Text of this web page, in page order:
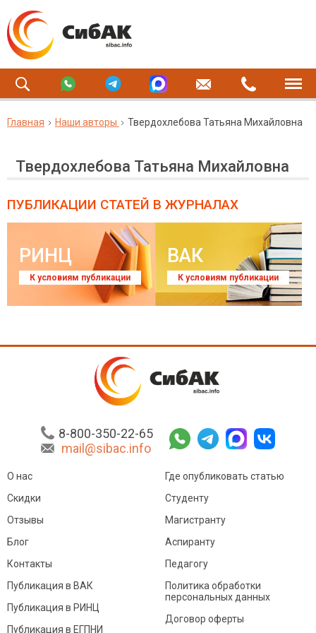
Главная Наши авторы Твердохлебова Татьяна Михайловна
Твердохлебова Татьяна Михайловна
ПУБЛИКАЦИИ СТАТЕЙ В ЖУРНАЛАХ
РИНЦ
К условиям публикации
ВАК
К условиям публикации
8-800-350-22-65
mail@sibac.info
О нас
Скидки
Отзывы
Блог
Контакты
Где опубликовать статью
Студенту
Магистранту
Аспиранту
Педагогу
Публикация в ВАК
Публикация в РИНЦ
Публикация в ЕГПНИ
Политика обработки
персональных данных
Договор оферты